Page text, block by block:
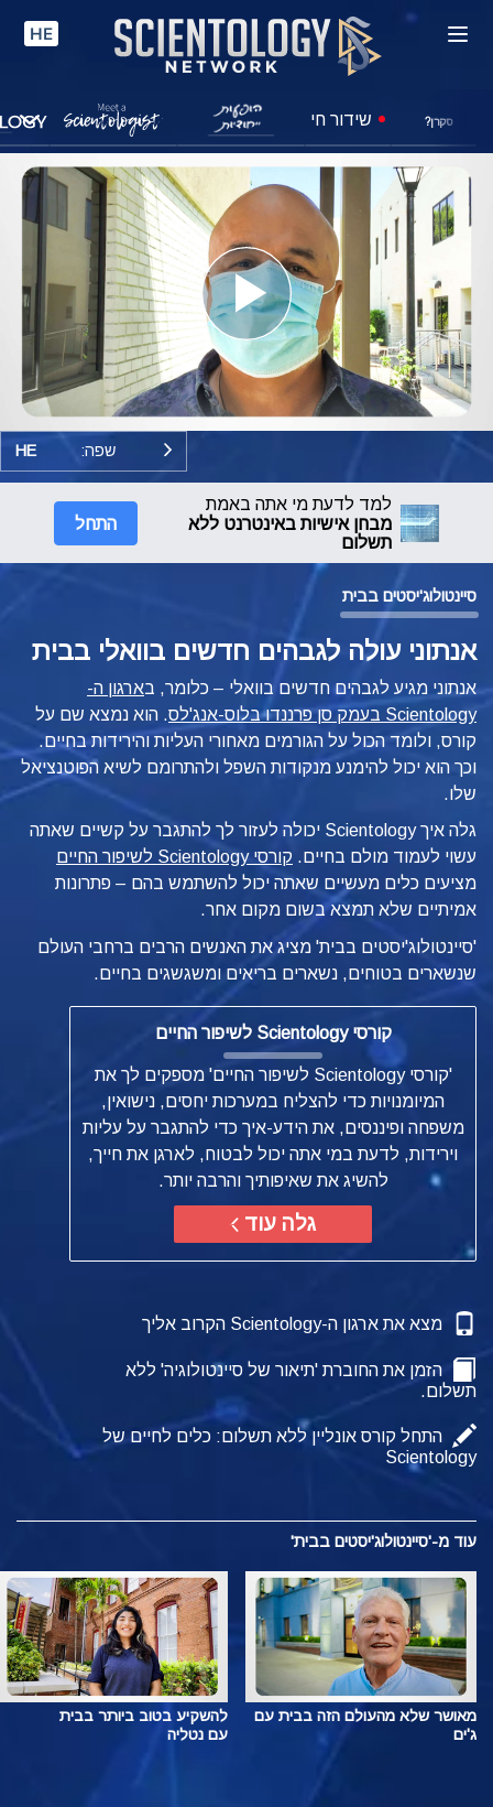
HE
סקרן? שידור חי
Play
Video
שפה: HE
למד לדעת מי אתה באמת
מבחן אישיות באינטרנט ללא
תשלום
התחל
סיינטולוג'יסטים בבית
אנתוני עולה לגבהים חדשים בוואלי בבית
אנתוני מגיע לגבהים חדשים בוואלי – כלומר, בארגון ה-
Scientology בעמק סן פרננדו בלוס-אנג'לס
. הוא נמצא שם על
קורס, ולומד הכול על הגורמים מאחורי העליות והירידות בחיים.
וכך הוא יכול להימנע מנקודות השפל ולהתרומם לשיא הפוטנציאל
שלו.
גלה איך Scientology יכולה לעזור לך להתגבר על קשיים שאתה
עשוי לעמוד מולם בחיים. קורסי Scientology לשיפור החיים
מציעים כלים מעשיים שאתה יכול להשתמש בהם – פתרונות
אמיתיים שלא תמצא בשום מקום אחר.
'סיינטולוג'יסטים בבית' מציג את האנשים הרבים ברחבי העולם
שנשארים בטוחים, נשארים בריאים ומשגשגים בחיים.
קורסי Scientology לשיפור החיים
'קורסי Scientology לשיפור החיים' מספקים לך את
המיומנויות כדי להצליח במערכות יחסים, נישואין,
משפחה ופיננסים, את הידע-איך כדי להתגבר על עליות
וירידות, לדעת במי אתה יכול לבטוח, לארגן את חייך,
להשיג את שאיפותיך והרבה יותר.
גלה עוד
מצא את ארגון ה-Scientology הקרוב אליך
הזמן את החוברת 'תיאור של סיינטולוגיה' ללא
תשלום.
התחל קורס אונליין ללא תשלום: כלים לחיים של
Scientology
עוד מ-'סיינטולוג'יסטים בבית'
מאושר שלא מהעולם הזה בבית עם
ג'ים
להשקיע בטוב ביותר בבית
עם נטליה